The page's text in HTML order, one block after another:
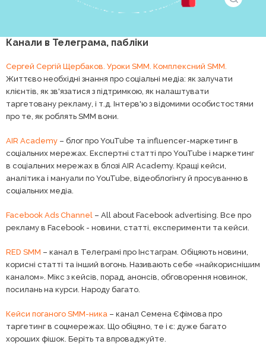
Канали в Телеграма, пабліки
Сергей Сергій Щербаков. Уроки SMM. Комплексний SMM.
Життєво необхідні знання про соціальні медіа: як залучати
клієнтів, як зв'язатися з підтримкою, як налаштувати
таргетовану рекламу, і т.д. Інтерв'ю з відомими особистостями
про те, як роблять SMM вони.
AIR Academy – блог про YouTube та influencer-маркетинг в
соціальних мережах. Експертні статті про YouTube і маркетинг
в соціальних мережах в блозі AIR Academy. Кращі кейси,
аналітика і мануали по YouTube, відеоблогінгу й просуванню в
соціальних медіа.
Facebook Ads Channel – All about Facebook advertising. Все про
рекламу в Facebook - новини, статті, експерименти та кейси.
RED SMM – канал в Телеграмі про Інстаграм. Обіцяють новини,
корисні статті та інший вогонь. Називають себе «найкориснішим
каналом». Мікс з кейсів, порад, анонсів, обговорення новинок,
посилань на курси. Народу багато.
Кейси поганого SMM-ника – канал Семена Єфімова про
таргетинг в соцмережах. Що обіцяно, те і є: дуже багато
хороших фішок. Беріть та впроваджуйте.